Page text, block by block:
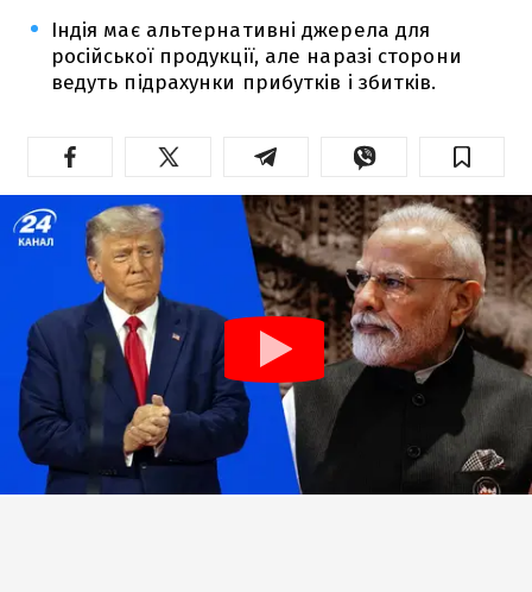
Індія має альтернативні джерела для
російської продукції, але наразі сторони
ведуть підрахунки прибутків і збитків.